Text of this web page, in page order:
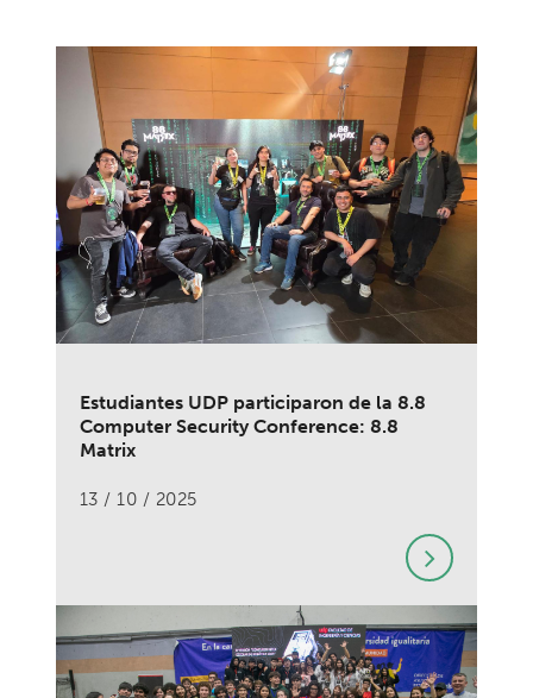
Estudiantes UDP participaron de la 8.8
Computer Security Conference: 8.8
Matrix
13 / 10 / 2025